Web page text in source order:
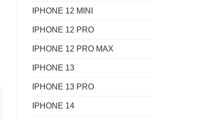
IPHONE 12 MINI
IPHONE 12 PRO
IPHONE 12 PRO MAX
IPHONE 13
IPHONE 13 PRO
IPHONE 14